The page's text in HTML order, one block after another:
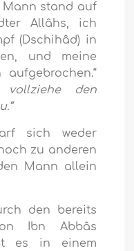
stand auf
Allâhs, ich
(Dschihâd) in
und meine
vollziehe den
sich weder
zu anderen
Mann allein
den bereits
Ibn Abbâs
es in einem